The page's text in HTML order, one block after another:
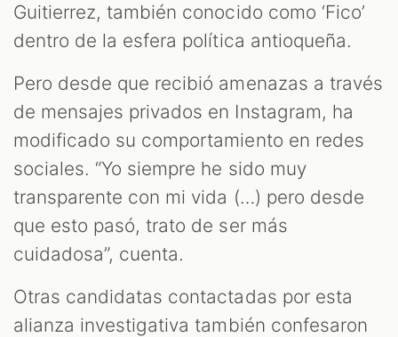
Guitierrez, también conocido como ‘Fico’
dentro de la esfera política antioqueña.
Pero desde que recibió amenazas a través
de mensajes privados en Instagram, ha
modificado su comportamiento en redes
sociales. “Yo siempre he sido muy
transparente con mi vida (…) pero desde
que esto pasó, trato de ser más
cuidadosa”, cuenta.
Otras candidatas contactadas por esta
alianza investigativa también confesaron